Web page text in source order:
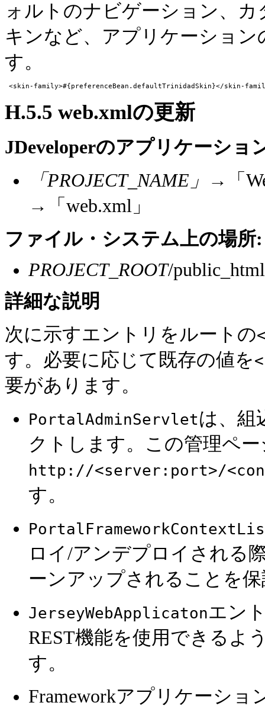
ォルトのナビゲーション、
キンなど、アプリケーショ
す。
H.5.5 web.xmlの更新
JDeveloperのアプリケーショ
「PROJECT_NAME」
→「
→「web.xml」
ファイル・システム上の場所:
PROJECT_ROOT/
詳細な説明
次に示すエントリをルートの
す。必要に応じて既存の値を
要があります。
PortalAdminServletは、組
クトします。この管理ペ
http://<server:port>/
す。
ロイ/アンデプロイされる
ーンアップされることを
JerseyWebApplicatonエン
REST機能を使用できるよ
す。
Frameworkアプリケーシ